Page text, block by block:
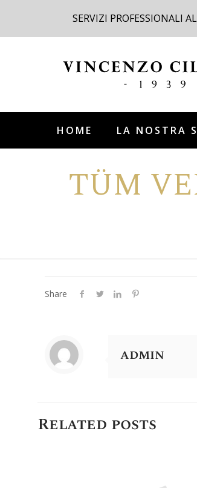
SERVIZI PROFESSIONALI
HOME LA NOSTRA
TÜM
Share
admin
Related posts